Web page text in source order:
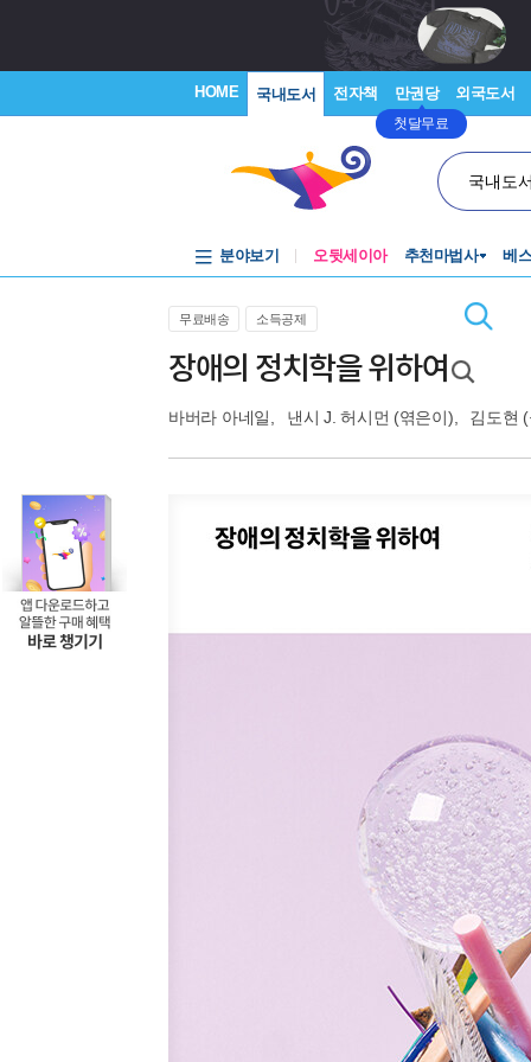
HOME 국내도서 전자책 만권당
첫달무료
외국도서
국내도
분야보기 오뒷세이아 추천마법사 베
무료배송 소득공제
장애의 정치학을 위하여
바버라 아네일 낸시 J. 허시먼 (엮은이), 김도현